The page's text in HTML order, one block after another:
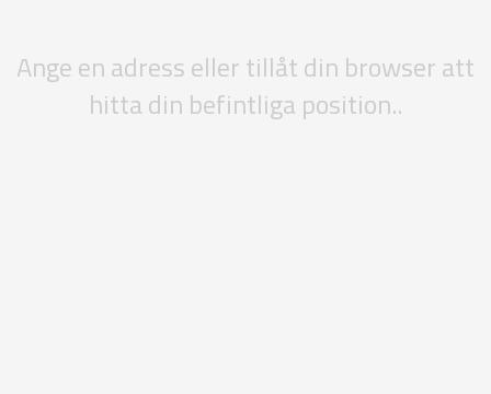
Ange en adress eller tillåt din browser att
hitta din befintliga position..